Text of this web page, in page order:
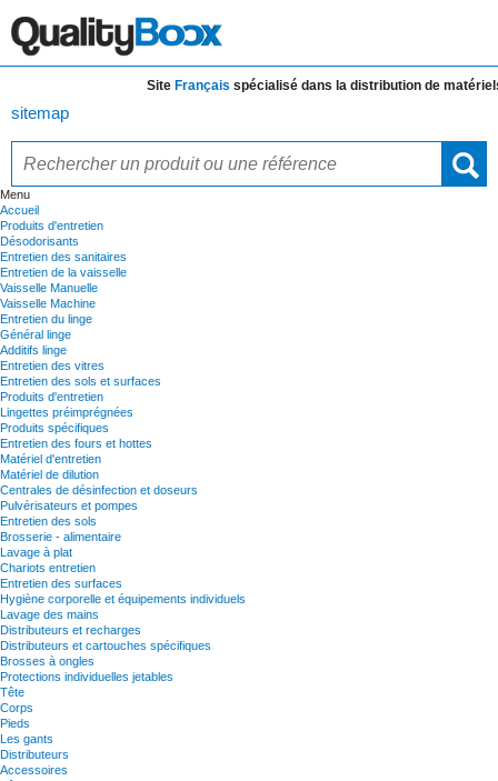
SiteFrançaisspécialisé dans la distribution dematériels
sitemap
Menu
Accueil
Produits d'entretien
Désodorisants
Entretien des sanitaires
Entretien de la vaisselle
Vaisselle Manuelle
Vaisselle Machine
Entretien du linge
Général linge
Additifs linge
Entretien des vitres
Entretien des sols et surfaces
Produits d'entretien
Lingettes préimprégnées
Produits spécifiques
Entretien des fours et hottes
Matériel d'entretien
Matériel de dilution
Centrales de désinfection et doseurs
Pulvérisateurs et pompes
Entretien des sols
Brosserie - alimentaire
Lavage à plat
Chariots entretien
Entretien des surfaces
Hygiène corporelle et équipements individuels
Lavage des mains
Distributeurs et recharges
Distributeurs et cartouches spécifiques
Brosses à ongles
Protections individuelles jetables
Tête
Corps
Pieds
Les gants
Distributeurs
Accessoires